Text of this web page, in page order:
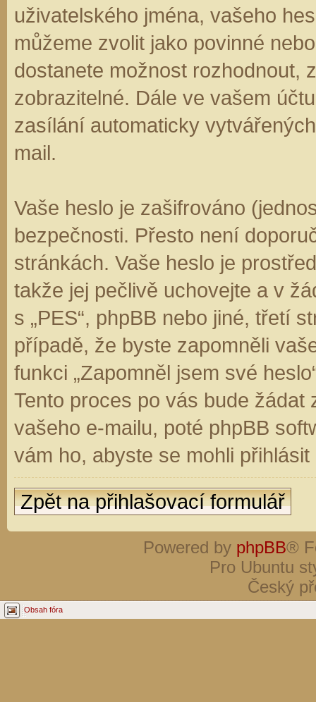
uživatelského jména, vašeho
můžeme zvolit jako povinné
dostanete možnost rozhodnout,
zobrazitelné. Dále ve vašem
zasílání automaticky
mail.
Vaše heslo je zašifrováno
bezpečnosti. Přesto není
stránkách. Vaše heslo je
takže jej pečlivě uchovejte a v
s „PES“, phpBB nebo jiné, třetí
případě, že byste zapomněli
funkci „Zapomněl jsem své
Tento proces po vás bude
vašeho e-mailu, poté phpBB
vám ho, abyste se mohli
Zpět na přihlašovací formulář
Powered by phpBB®
Pro Ubuntu
Český
Obsah fóra